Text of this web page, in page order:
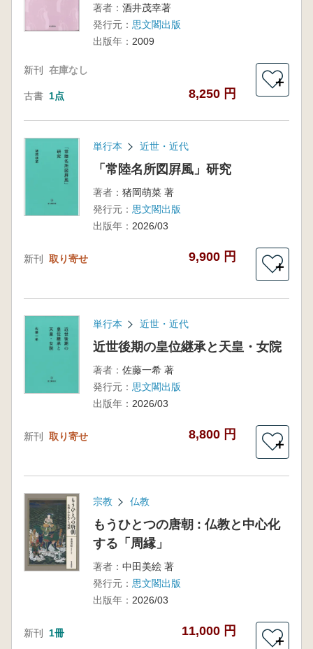
著者： 酒井茂幸著
発行元： 思文閣出版
出版年： 2009
新刊 在庫なし
古書 1点 8,250 円
＋
単行本 近世・近代
「常陸名所図屛風」研究
著者： 猪岡萌菜 著
発行元： 思文閣出版
出版年： 2026/03
新刊 取り寄せ 9,900 円
＋
単行本 近世・近代
近世後期の皇位継承と天皇・女院
著者： 佐藤一希 著
発行元： 思文閣出版
出版年： 2026/03
新刊 取り寄せ 8,800 円
＋
宗教 仏教
もうひとつの唐朝 : 仏教と中心化
する「周縁」
著者： 中田美絵 著
発行元： 思文閣出版
出版年： 2026/03
新刊 1冊 11,000 円
＋